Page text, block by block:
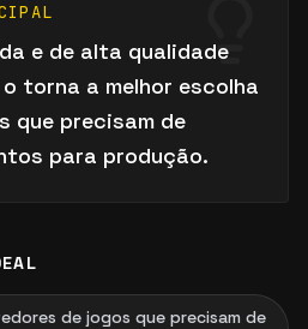
e de alta qualidade
torna a melhor escolha
que precisam de
para produção.
de jogos que precisam de